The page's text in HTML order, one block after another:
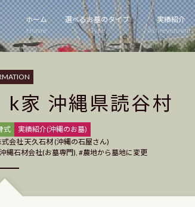
ホーム
Home
選べるお墓のタイプ
Type
実績紹介
Achievements
k家 沖縄県読谷村
式
実績紹介(沖縄のお墓)
式会社 天久石材 (沖縄の石屋さん)
沖縄石材会社(お墓専門), 農地から墓地に変更